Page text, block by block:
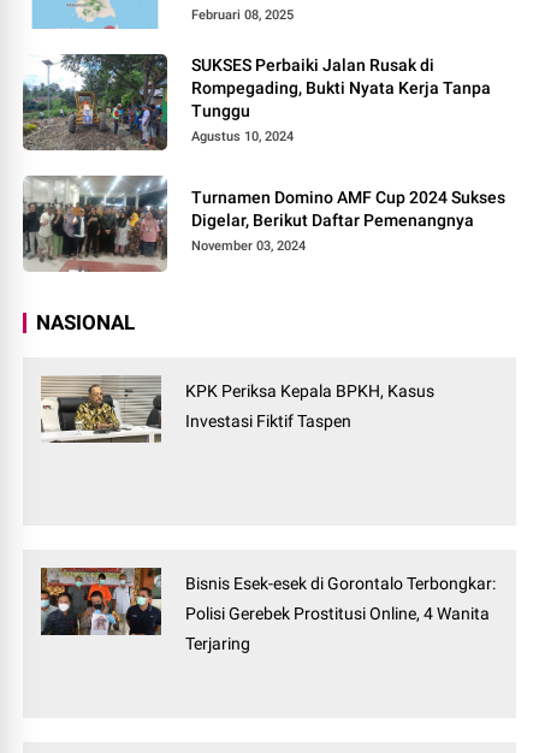
Februari 08, 2025
SUKSES Perbaiki Jalan Rusak di
Rompegading, Bukti Nyata Kerja Tanpa
Tunggu
Agustus 10, 2024
Turnamen Domino AMF Cup 2024 Sukses
Digelar, Berikut Daftar Pemenangnya
November 03, 2024
NASIONAL
KPK Periksa Kepala BPKH, Kasus
Investasi Fiktif Taspen
Bisnis Esek-esek di Gorontalo Terbongkar:
Polisi Gerebek Prostitusi Online, 4 Wanita
Terjaring